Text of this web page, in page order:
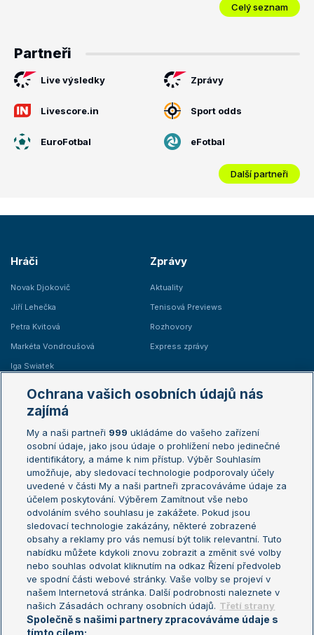
Celý seznam
Partneři
Live výsledky Zprávy
Livescore.in Sport odds
EuroFotbal eFotbal
Další partneři
Hráči
Novak Djokovič
Jiří Lehečka
Petra Kvitová
Markéta Vondroušová
Iga Swiatek
Zprávy
Aktuality
Tenisová Previews
Rozhovory
Express zprávy
Žebříčky
Žebříček ATP (muži)
Žebříček WTA (ženy)
Sázkařský žebříček
Australian Open
French Open
Wimbledon
US Open
Turnaj mistrů
Turnaj mistryň
Aktualní trendy
Fotbalové přestupy
Livesport Daily
LS Prague Open
Ochrana vašich osobních údajů nás
zajímá
My a naši partneři 999 ukládáme do vašeho zařízení
osobní údaje, jako jsou údaje o prohlížení nebo jedinečné
identifikátory, a máme k nim přístup. Výběr Souhlasím
umožňuje, aby sledovací technologie podporovaly účely
uvedené v části My a naši partneři zpracováváme údaje za
účelem poskytování. Výběrem Zamítnout vše nebo
odvoláním svého souhlasu je zakážete. Pokud jsou
sledovací technologie zakázány, některé zobrazené
obsahy a reklamy pro vás nemusí být tolik relevantní. Tuto
nabídku můžete kdykoli znovu zobrazit a změnit své volby
nebo souhlas odvolat kliknutím na odkaz Řízení předvoleb
ve spodní části webové stránky. Vaše volby se projeví v
našem Internetová stránka. Další podrobnosti naleznete v
našich Zásadách ochrany osobních údajů. Třetí strany
Společně s našimi partnery zpracováváme údaje s
tímto cílem: